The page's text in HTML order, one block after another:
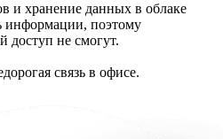
и хранение данных в облаке
информации, поэтому
доступ не смогут.
связь в офисе.